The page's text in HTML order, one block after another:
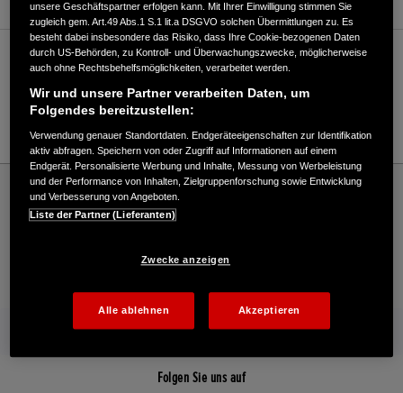
Verkauf / Kundendienst
035875/60432
Honda
Industrie
Gartentechnik Nocke - Industrial – Honda - HONDA Deutschland Offizielle Website |
The Power of Dreams
Mehr von Honda
Folgen Sie uns auf
unsere Geschäftspartner erfolgen kann. Mit Ihrer Einwilligung stimmen Sie
zugleich gem. Art.49 Abs.1 S.1 lit.a DSGVO solchen Übermittlungen zu. Es
besteht dabei insbesondere das Risiko, dass Ihre Cookie-bezogenen Daten
durch US-Behörden, zu Kontroll- und Überwachungszwecke, möglicherweise
auch ohne Rechtsbehelfsmöglichkeiten, verarbeitet werden.
Wir und unsere Partner verarbeiten Daten, um
Folgendes bereitzustellen:
Verwendung genauer Standortdaten. Endgeräteeigenschaften zur Identifikation
aktiv abfragen. Speichern von oder Zugriff auf Informationen auf einem
Endgerät. Personalisierte Werbung und Inhalte, Messung von Werbeleistung
und der Performance von Inhalten, Zielgruppenforschung sowie Entwicklung
und Verbesserung von Angeboten.
Liste der Partner (Lieferanten)
Zwecke anzeigen
Alle ablehnen Akzeptieren